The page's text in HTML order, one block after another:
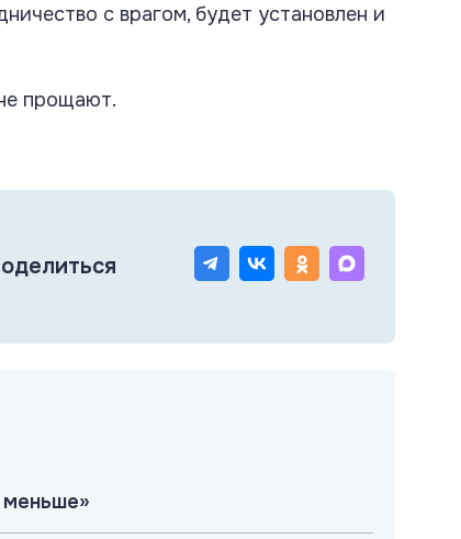
с врагом, будет установлен и
прощают.
меньше»